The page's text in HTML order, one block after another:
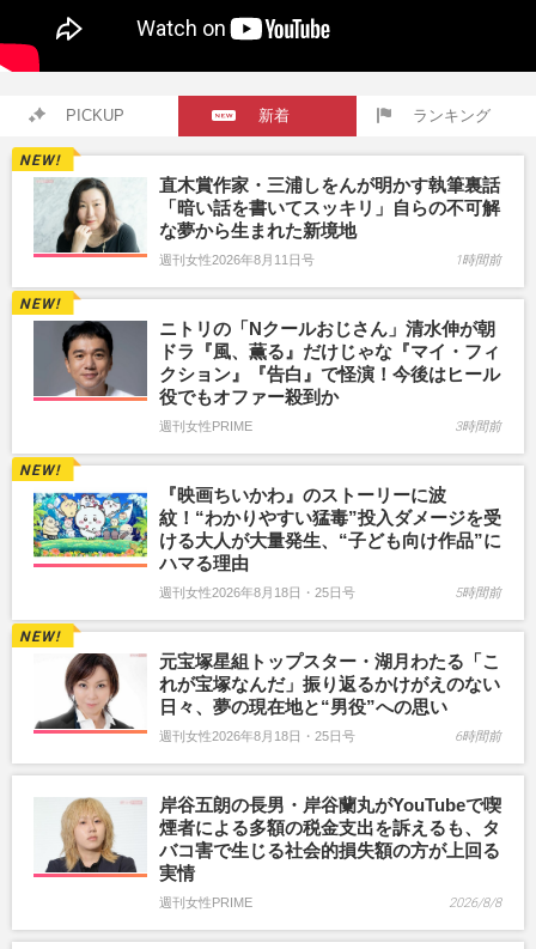
PICKUP 新着 ランキング
直木賞作家・三浦しをんが明かす執筆裏話
「暗い話を書いてスッキリ」自らの不可解
な夢から生まれた新境地
週刊女性2026年8月11日号 1時間前
ニトリの「Nクールおじさん」清水伸が朝
ドラ『風、薫る』だけじゃな『マイ・フィ
クション』『告白』で怪演！今後はヒール
役でもオファー殺到か
週刊女性PRIME 3時間前
『映画ちいかわ』のストーリーに波
紋！“わかりやすい猛毒”投入ダメージを受
ける大人が大量発生、“子ども向け作品”に
ハマる理由
週刊女性2026年8月18日・25日号 5時間前
元宝塚星組トップスター・湖月わたる「こ
れが宝塚なんだ」振り返るかけがえのない
日々、夢の現在地と“男役”への思い
週刊女性2026年8月18日・25日号 6時間前
岸谷五朗の長男・岸谷蘭丸がYouTubeで喫
煙者による多額の税金支出を訴えるも、タ
バコ害で生じる社会的損失額の方が上回る
実情
週刊女性PRIME 2026/8/8